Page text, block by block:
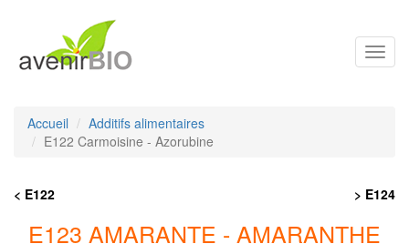
Accueil
Additifs alimentaires
E122 Carmoisine - Azorubine
< E122 > E124
E123 AMARANTE - AMARANTHE